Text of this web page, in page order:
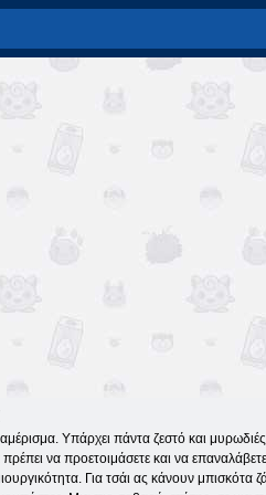
Υπάρχει πάντα ζεστό και
να προετοιμάσετε και να
Για τσάι ας κάνουν